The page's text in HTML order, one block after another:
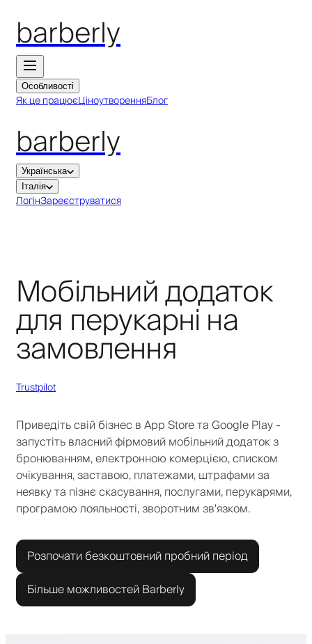
barberly
Особливості
Як це працюєЦіноутворенняБлог
barberly
Українська
Італія
ЛогінЗареєструватися
Мобільний додаток
для перукарні на
замовлення
Trustpilot
Приведіть свій бізнес в App Store та Google Play -
запустіть власний фірмовий мобільний додаток з
бронюванням, електронною комерцією, списком
очікування, заставою, платежами, штрафами за
неявку та пізнє скасування, послугами, перукарями,
програмою лояльності, зворотним зв'язком.
Розпочати безкоштовний пробний період
Більше можливостей Barberly